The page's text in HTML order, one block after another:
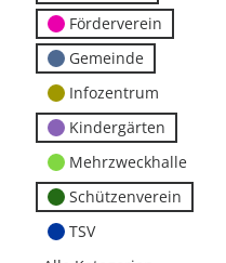
Förderverein
Gemeinde
Infozentrum
Kindergärten
Mehrzweckhalle
Schützenverein
TSV